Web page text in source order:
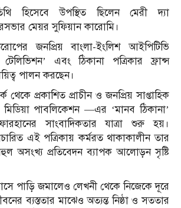
হিসেবে উপস্থিত ছিলেন মেরী দ‍্যা
মেয়র সুফিয়ান কারোমি।
জনপ্রিয় বাংলা-ইংলিশ আইপিটিভি
এবং ঠিকানা পত্রিকার ফ্রান্স
পালন করছেন।
থেকে প্রকাশিত প্রাচীন ও জনপ্রিয় সাপ্তাহিক
পাবলিকেশন —এর ‘মানব ঠিকানা’
সাংবাদিকতার যাত্রা শুরু হয়।
এই পত্রিকায় কর্মরত থাকাকালীন তার
অসংখ্য প্রতিবেদন ব্যাপক আলোড়ন সৃষ্টি
পাড়ি জমালেও লেখনী থেকে নিজেকে দূরে
ব্যস্ততার মাঝেও অত্যন্ত নিষ্ঠা ও সততার